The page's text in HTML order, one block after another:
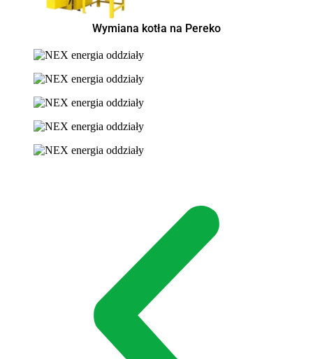
Wymiana kotła na Pereko